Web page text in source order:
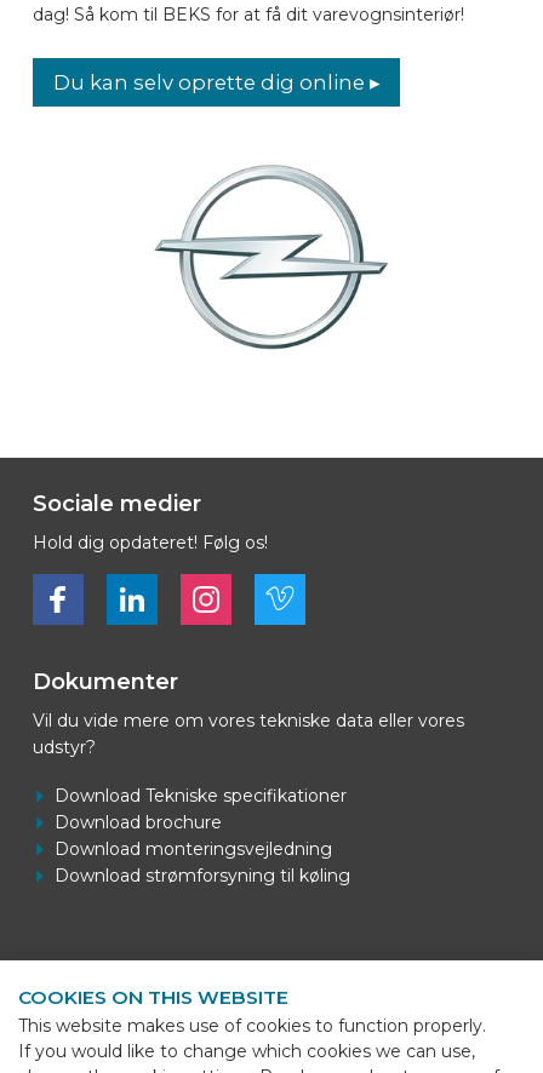
BILMÆRKER
dag! Så kom til BEKS for at få dit varevognsinteriør!
Du kan selv oprette dig online ▸
Sociale medier
Hold dig opdateret! Følg os!
Bekijk ons op FacebookBekijk ons op LinkedInBekijk ons op LinkedInBekijk ons op Vimeo
Dokumenter
Vil du vide mere om vores tekniske data eller vores
udstyr?
Download Tekniske specifikationer
Download brochure
Download monteringsvejledning
Download strømforsyning til køling
BEKS Systems
Meerheide 58
5521 DZ Eersel
COOKIES ON THIS WEBSITE
This website makes use of cookies to function properly.
If you would like to change which cookies we can use,